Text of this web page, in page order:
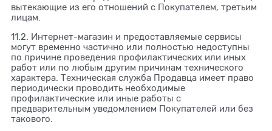
вытекающие из его отношений с Покупателем, третьим
лицам.
11.2. Интернет-магазин и предоставляемые сервисы
могут временно частично или полностью недоступны
по причине проведения профилактических или иных
работ или по любым другим причинам технического
характера. Техническая служба Продавца имеет право
периодически проводить необходимые
профилактические или иные работы с
предварительным уведомлением Покупателей или без
такового.